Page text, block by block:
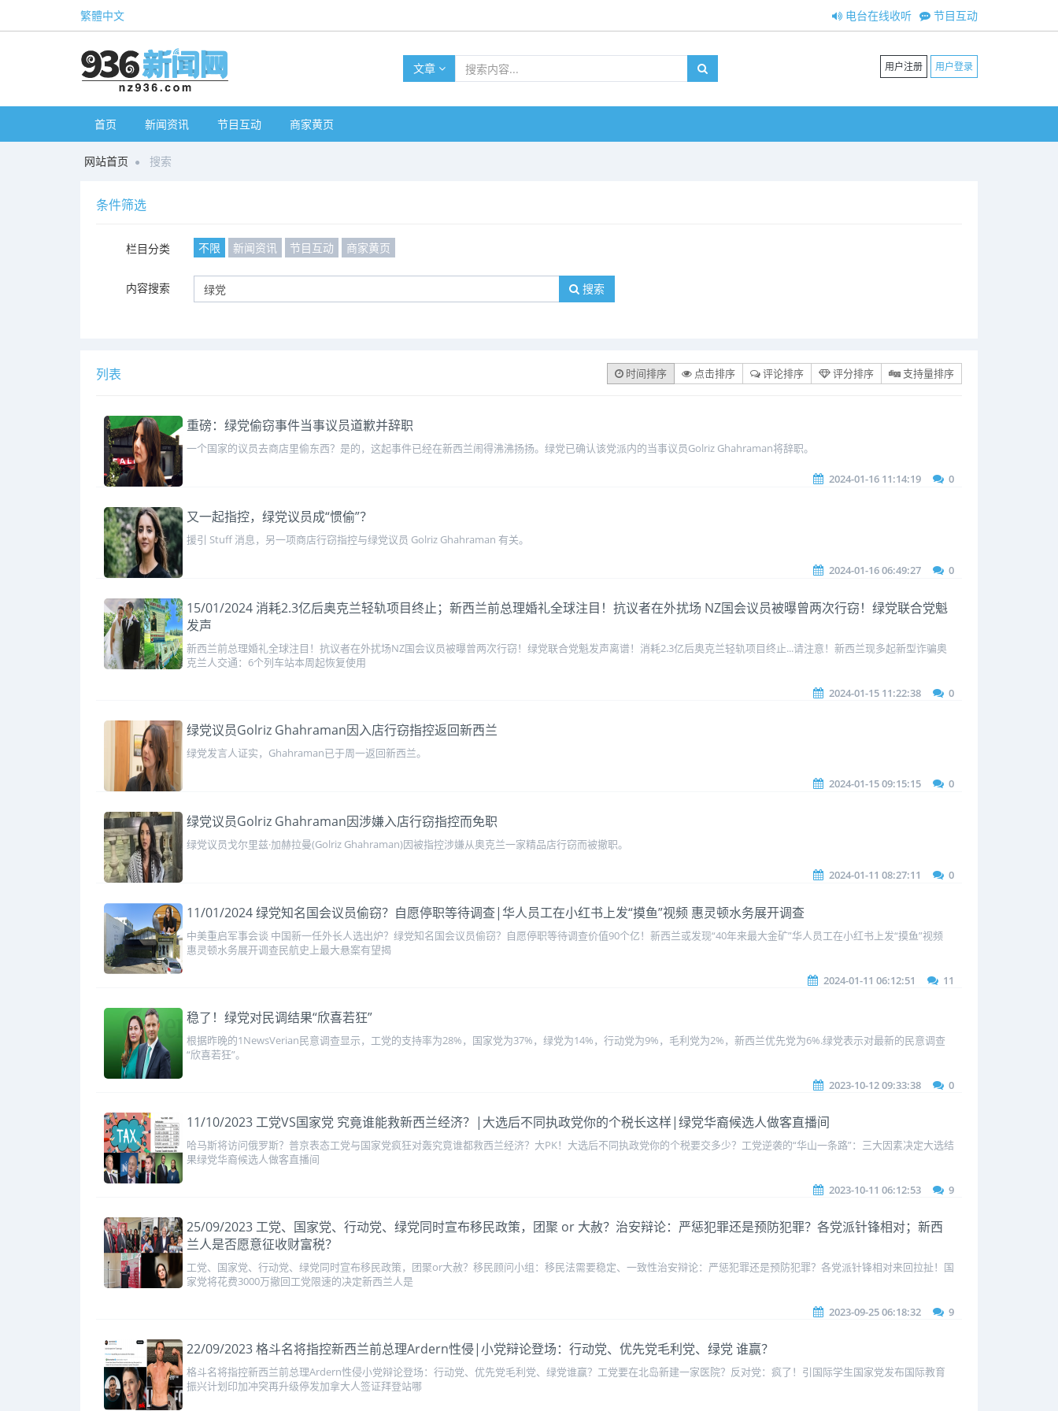
繁體中文 节目互动
电台在线收听
文章 用户注册 用户登录
首页 新闻资讯 节目互动 商家黄页
网站首页 搜索
条件筛选
栏目分类 不限 新闻资讯 节目互动 商家黄页
内容搜索 搜索
列表 时间排序 点击排序 评论排序 评分排序 支持量排序
重磅：绿党偷窃事件当事议员道歉并辞职
一个国家的议员去商店里偷东西？是的，这起事件已经在新西兰闹得沸沸扬扬。绿党已确认该党派内的当事议员Golriz Ghahraman将辞职。
2024-01-16 11:14:19 0
又一起指控，绿党议员成“惯偷”？
援引 Stuff 消息，另一项商店行窃指控与绿党议员 Golriz Ghahraman 有关。
2024-01-16 06:49:27 0
15/01/2024 消耗2.3亿后奥克兰轻轨项目终止；新西兰前总理婚礼全球注目！抗议者在外扰场 NZ国会议员被曝曾两次行窃！绿党联合党魁
发声
新西兰前总理婚礼全球注目！抗议者在外扰场NZ国会议员被曝曾两次行窃！绿党联合党魁发声离谱！消耗2.3亿后奥克兰轻轨项目终止...请注意！新西兰现多起新型诈骗奥
克兰人交通：6个列车站本周起恢复使用
2024-01-15 11:22:38 0
绿党议员Golriz Ghahraman因入店行窃指控返回新西兰
绿党发言人证实，Ghahraman已于周一返回新西兰。
2024-01-15 09:15:15 0
绿党议员Golriz Ghahraman因涉嫌入店行窃指控而免职
绿党议员戈尔里兹·加赫拉曼(Golriz Ghahraman)因被指控涉嫌从奥克兰一家精品店行窃而被撤职。
2024-01-11 08:27:11 0
11/01/2024 绿党知名国会议员偷窃？自愿停职等待调查|华人员工在小红书上发“摸鱼”视频 惠灵顿水务展开调查
中美重启军事会谈 中国新一任外长人选出炉？绿党知名国会议员偷窃？自愿停职等待调查价值90个亿！新西兰或发现“40年来最大金矿”华人员工在小红书上发“摸鱼”视频
惠灵顿水务展开调查民航史上最大悬案有望揭
2024-01-11 06:12:51 11
稳了！绿党对民调结果“欣喜若狂”
根据昨晚的1NewsVerian民意调查显示，工党的支持率为28%，国家党为37%，绿党为14%，行动党为9%，毛利党为2%，新西兰优先党为6%.绿党表示对最新的民意调查
“欣喜若狂”。
2023-10-12 09:33:38 0
11/10/2023 工党VS国家党 究竟谁能救新西兰经济？|大选后不同执政党你的个税长这样|绿党华裔候选人做客直播间
哈马斯将访问俄罗斯？普京表态工党与国家党疯狂对轰究竟谁都救西兰经济？大PK！大选后不同执政党你的个税要交多少？工党逆袭的“华山一条路”：三大因素决定大选结
果绿党华裔候选人做客直播间
2023-10-11 06:12:53 9
25/09/2023 工党、国家党、行动党、绿党同时宣布移民政策，团聚 or 大赦？治安辩论：严惩犯罪还是预防犯罪？各党派针锋相对；新西
兰人是否愿意征收财富税？
工党、国家党、行动党、绿党同时宣布移民政策，团聚or大赦？移民顾问小组：移民法需要稳定、一致性治安辩论：严惩犯罪还是预防犯罪？各党派针锋相对来回拉扯！国
家党将花费3000万撤回工党限速的决定新西兰人是
2023-09-25 06:18:32 9
22/09/2023 格斗名将指控新西兰前总理Ardern性侵|小党辩论登场：行动党、优先党毛利党、绿党 谁赢？
格斗名将指控新西兰前总理Ardern性侵小党辩论登场：行动党、优先党毛利党、绿党谁赢？工党要在北岛新建一家医院？反对党：疯了！引国际学生国家党发布国际教育
振兴计划印加冲突再升级停发加拿大人签证拜登站哪